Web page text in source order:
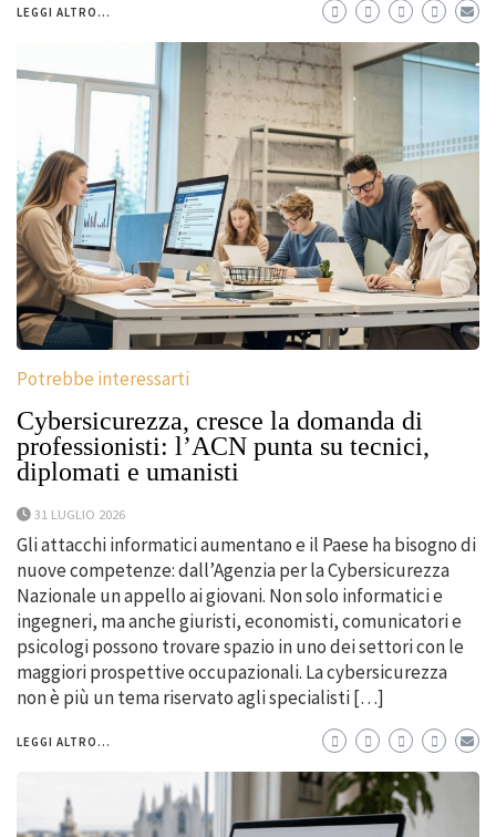
LEGGI ALTRO...
Potrebbe interessarti
Cybersicurezza, cresce la domanda di
professionisti: l’ACN punta su tecnici,
diplomati e umanisti
31 LUGLIO 2026
Gli attacchi informatici aumentano e il Paese ha bisogno di
nuove competenze: dall’Agenzia per la Cybersicurezza
Nazionale un appello ai giovani. Non solo informatici e
ingegneri, ma anche giuristi, economisti, comunicatori e
psicologi possono trovare spazio in uno dei settori con le
maggiori prospettive occupazionali. La cybersicurezza
non è più un tema riservato agli specialisti […]
LEGGI ALTRO...